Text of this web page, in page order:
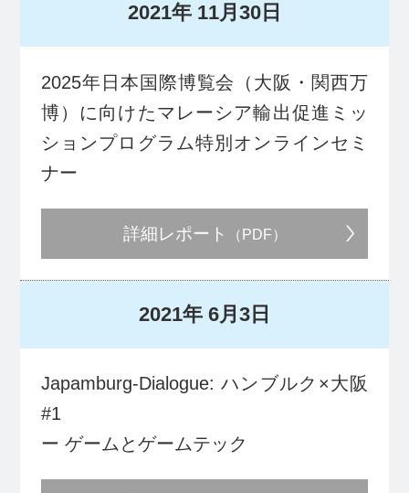
2021年 11月30日
2025年日本国際博覧会（大阪・関西万
博）に向けたマレーシア輸出促進ミッ
ションプログラム特別オンラインセミ
ナー
詳細レポート （PDF）
2021年 6月3日
Japamburg-Dialogue: ハンブルク×大阪
#1
ー ゲームとゲームテック